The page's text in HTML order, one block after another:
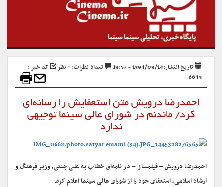
تاریخ انتشار:1394/09/14 - 19:57 تعداد نظرات: ۰ نظر
کد خبر :
6643
احمدرضا درویش متن استعفایش را رسانه‌ای
کرد/ ماندنم در شورای عالی سینما توجیهی
ندارد
احمدرضا درویش – فیلمساز – در نامه‌ای خطاب به علی جنتی، وزیر فرهنگ و
ارشاد اسلامی، استعفای خود را از شورای عالی سینما اعلام کرد.